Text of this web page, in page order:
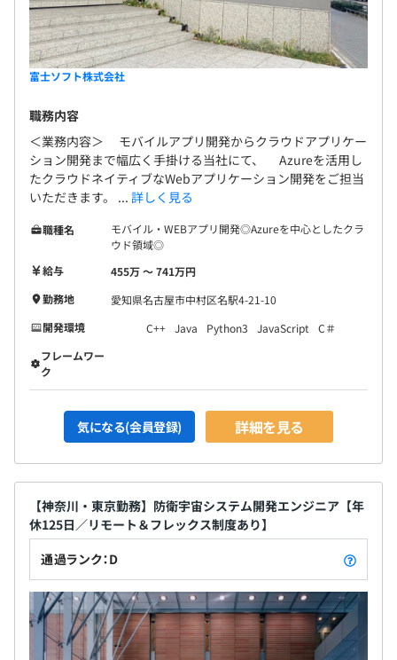
富士ソフト株式会社
職務内容
＜業務内容＞ モバイルアプリ開発からクラウドアプリケー
ション開発まで幅広く手掛ける当社にて、 Azureを活用し
たクラウドネイティブなWebアプリケーション開発をご担当
いただきます。 ... 詳しく見る
職種名
モバイル・WEBアプリ開発◎Azureを中心としたクラ
ウド領域◎
給与
455万 〜 741万円
勤務地
愛知県名古屋市中村区名駅4-21-10
開発環境
C++ Java Python3 JavaScript
C＃
フレームワー
ク
気になる(会員登録) 詳細を見る
【神奈川・東京勤務】防衛宇宙システム開発エンジニア【年
休125日／リモート＆フレックス制度あり】
通過ランク：D